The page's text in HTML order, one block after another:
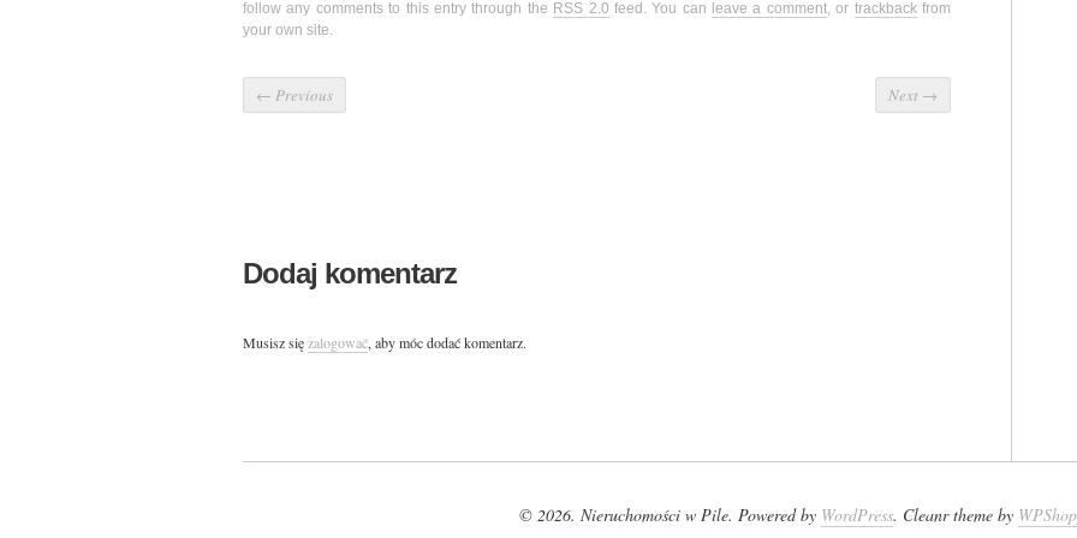
follow any comments to this entry through the RSS 2.0 feed. You can leave a comment, or trackbackfrom
your own site.
← Previous Next →
Dodaj komentarz
Musisz sięzalogować, aby móc dodać komentarz.
© 2026. Nieruchomości w Pile. Powered by WordPress. Cleanr theme by